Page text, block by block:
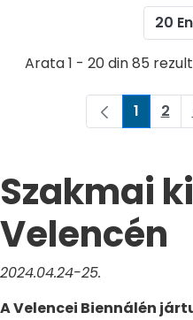
20
Arata 1 - 20 din 85
Pagina
1 2
Szakmai
Velencén
2024.04.24-25.
A Velencei Biennálén